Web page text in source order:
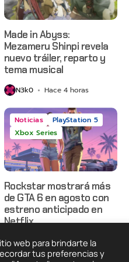
Made in Abyss:
Mezameru Shinpi revela
nuevo tráiler, reparto y
tema musical
N3k0 Hace 4 horas
Noticias
PlayStation 5
Xbox Series
Rockstar mostrará más
de GTA 6 en agosto con
estreno anticipado en
Netflix
N3k0 Hace 1 día
web para brindarte la
tus preferencias y